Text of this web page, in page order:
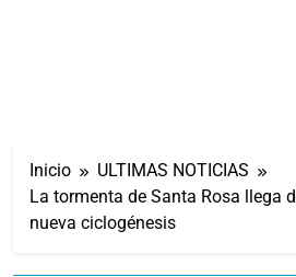
Inicio
ULTIMAS NOTICIAS
La tormenta de Santa Rosa llega
nueva ciclogénesis